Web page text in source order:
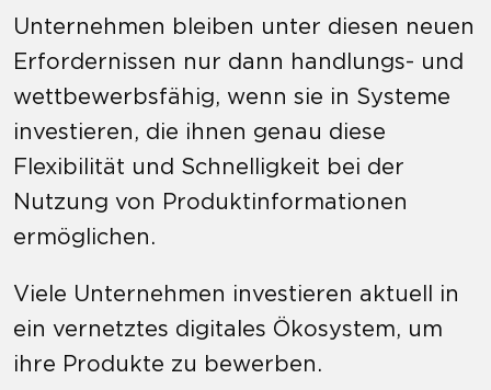
Unternehmen bleiben unter diesen neuen
Erfordernissen nur dann handlungs- und
wettbewerbsfähig, wenn sie in Systeme
investieren, die ihnen genau diese
Flexibilität und Schnelligkeit bei der
Nutzung von Produktinformationen
ermöglichen.
Viele Unternehmen investieren aktuell in
ein vernetztes digitales Ökosystem, um
ihre Produkte zu bewerben.